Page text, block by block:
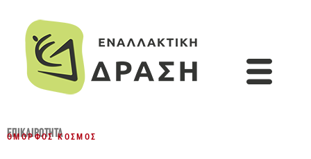
ΕΠΙΚΑΙΡΌΤΗΤΑ
ΌΜΟΡΦΟΣ ΚΌΣΜΟΣ